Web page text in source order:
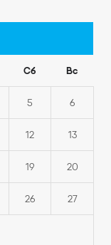
Сб Вс
5 6
12 13
19 20
26 27